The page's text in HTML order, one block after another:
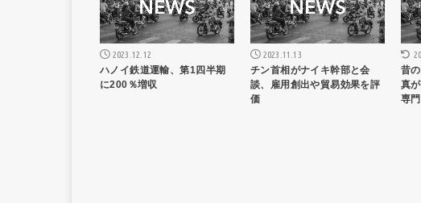
2023.12.12
ハノイ鉄道運輸、第1四半期
に200％増収
2023.11.13
チン首相がナイキ幹部と会
談、雇用創出や貿易効果を評
価
昔
真
専